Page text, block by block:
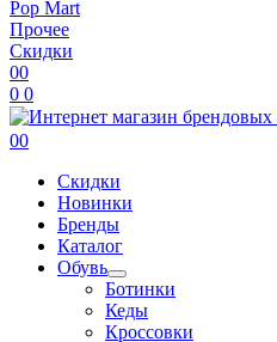
Pop Mart
Прочее
Скидки
00
0 0
00
Скидки
Новинки
Бренды
Каталог
Обувь
Ботинки
Кеды
Кроссовки